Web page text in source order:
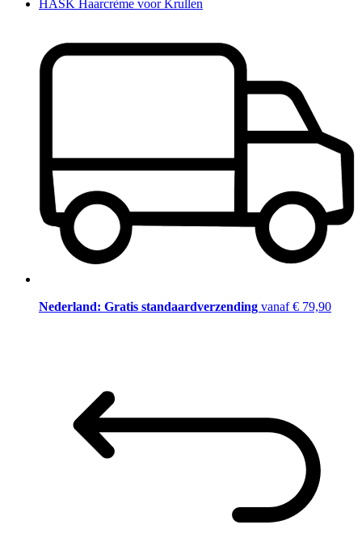
HASK Haarcrème voor Krullen
Nederland: Gratis standaardverzending vanaf € 79,90